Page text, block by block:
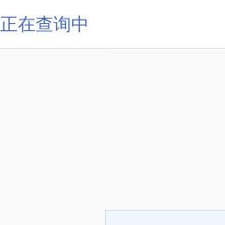
正在查询中